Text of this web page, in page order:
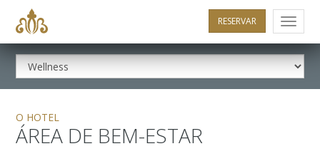
Menu
RESERVAR
O HOTEL
ÁREA DE BEM-ESTAR